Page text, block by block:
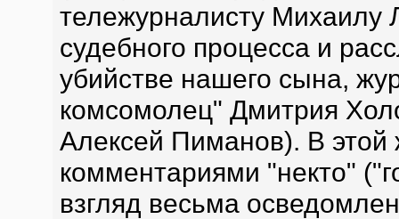
тележурналисту Михаилу
судебного процесса и
убийстве нашего сына,
комсомолец" Дмитрия
Алексей Пиманов). В этой
комментариями "некто"
взгляд весьма